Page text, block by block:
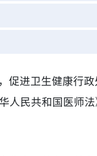
促进卫生健康行
人民共和国医师